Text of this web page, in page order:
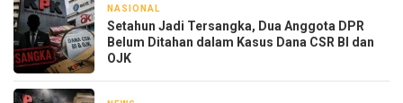
NASIONAL
Setahun Jadi Tersangka, Dua Anggota DPR
Belum Ditahan dalam Kasus Dana CSR BI dan
OJK